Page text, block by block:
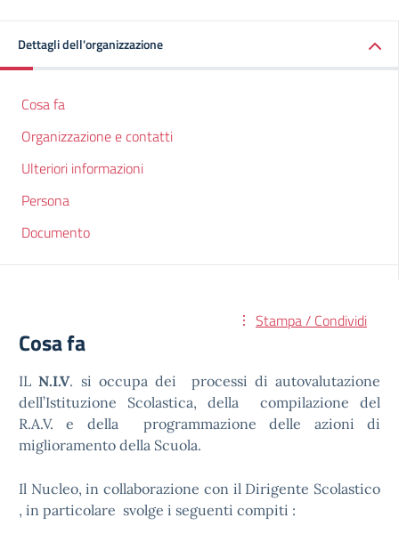
Dettagli dell'organizzazione
Cosa fa
Organizzazione e contatti
Ulteriori informazioni
Persona
Documento
Stampa / Condividi
Cosa fa
ILN.I.V. si occupa dei processi di autovalutazione
dell’Istituzione Scolastica, della compilazione del
R.A.V. e della programmazione delle azioni di
miglioramento della Scuola.
Il Nucleo, in collaborazione con il Dirigente Scolastico
, in particolare svolge i seguenti compiti :